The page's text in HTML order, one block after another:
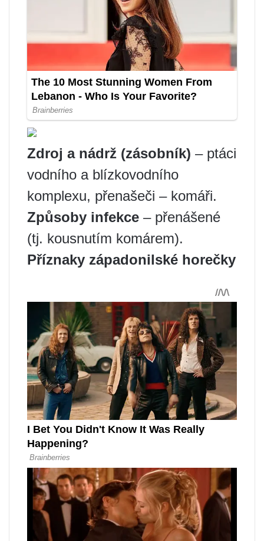
Zdroj a nádrž (zásobník) – ptáci
vodního a blízkovodního
komplexu, přenašeči – komáři.
Způsoby infekce – přenášené
(tj. kousnutím komárem).
Příznaky západonilské horečky